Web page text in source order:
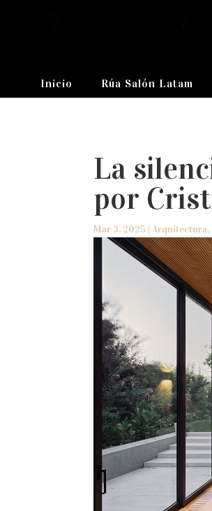
Inicio Rúa Salón Latam
La
por
Mar 3, 2025 |Arquitectura,